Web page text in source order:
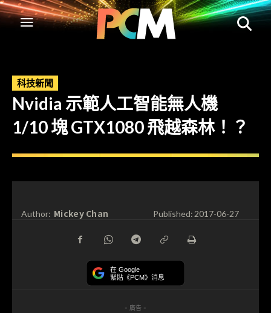
科技新聞
Nvidia 示範人工智能無人機
1/10 塊 GTX1080 飛越森林！？
Author: Mickey Chan Published:2017-06-27
在 Google
緊貼《PCM》消息
- 廣告 -